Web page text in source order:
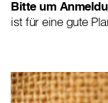
Bitte um
ist für eine gute